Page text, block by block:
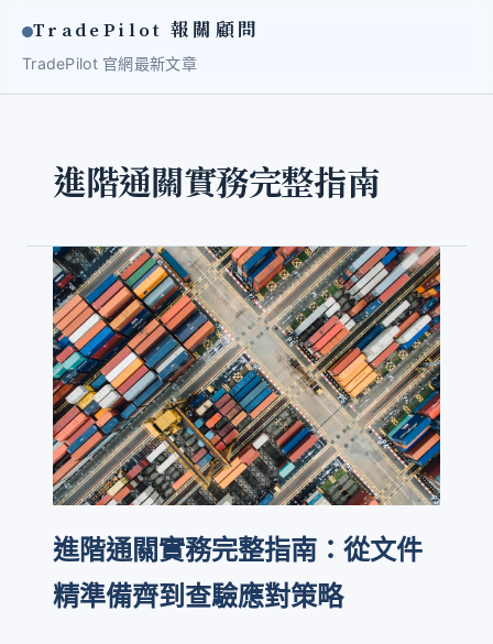
TradePilot 報關顧問
TradePilot 官網最新文章
進階通關實務完整指南
進階通關實務完整指南：從文件
精準備齊到查驗應對策略